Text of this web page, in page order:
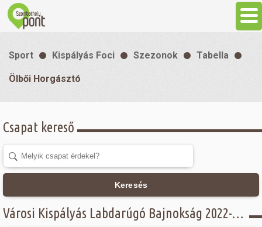
Programok
Gasztronómia
Sport
Sport Kispályás Foci Szezonok Tabella
Ölbői Horgásztó
Csapat kereső
Keresés
Városi Kispályás Labdarúgó Bajnokság 2022-23 - II. osztály - Ölbői Horgásztó